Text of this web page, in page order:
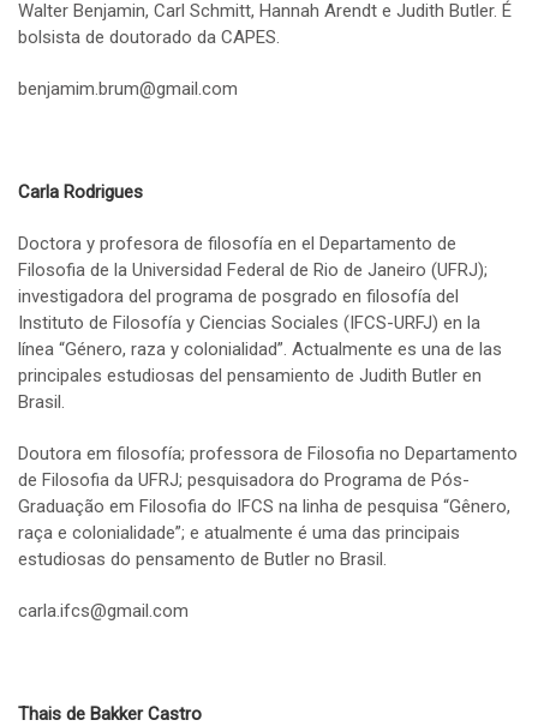
Walter Benjamin, Carl Schmitt, Hannah Arendt e Judith Butler. É
bolsista de doutorado da CAPES.
benjamim.brum@gmail.com
Carla Rodrigues
Doctora y profesora de filosofía en el Departamento de
Filosofia de la Universidad Federal de Rio de Janeiro (UFRJ);
investigadora del programa de posgrado en filosofía del
Instituto de Filosofía y Ciencias Sociales (IFCS-URFJ) en la
línea “Género, raza y colonialidad”. Actualmente es una de las
principales estudiosas del pensamiento de Judith Butler en
Brasil.
Doutora em filosofía; professora de Filosofia no Departamento
de Filosofia da UFRJ; pesquisadora do Programa de Pós-
Graduação em Filosofia do IFCS na linha de pesquisa “Gênero,
raça e colonialidade”; e atualmente é uma das principais
estudiosas do pensamento de Butler no Brasil.
carla.ifcs@gmail.com
Thais de Bakker Castro